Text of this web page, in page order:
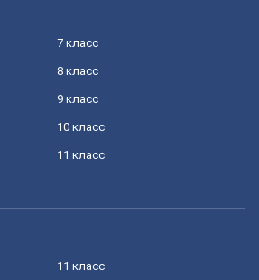
7 класс
8 класс
9 класс
10 класс
11 класс
11 класс